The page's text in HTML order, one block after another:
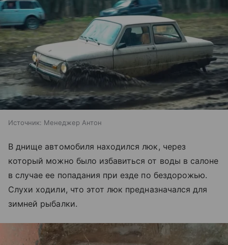
Источник: Менеджер Антон
В днище автомобиля находился люк, через
который можно было избавиться от воды в салоне
в случае ее попадания при езде по бездорожью.
Слухи ходили, что этот люк предназначался для
зимней рыбалки.